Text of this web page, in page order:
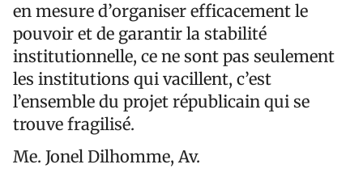
en mesure d’organiser efficacement le
pouvoir et de garantir la stabilité
institutionnelle, ce ne sont pas seulement
les institutions qui vacillent, c’est
l’ensemble du projet républicain qui se
trouve fragilisé.
Me. Jonel Dilhomme, Av.